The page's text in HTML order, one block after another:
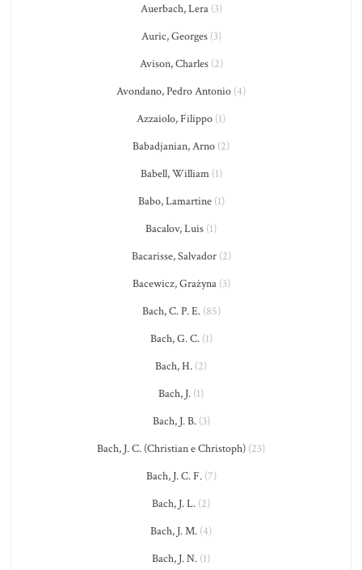
Auerbach, Lera(3)
Auric, Georges(3)
Avison, Charles(2)
Avondano, Pedro Antonio (4)
Azzaiolo, Filippo (1)
Babadjanian, Arno (2)
Babell, William(1)
Babo, Lamartine(1)
Bacalov, Luis (1)
Bacarisse, Salvador(2)
Bacewicz, Grażyna(3)
Bach, C. P. E.(85)
Bach, G. C.(1)
Bach, H. (2)
Bach, J. (1)
Bach, J. B.(3)
Bach, J. C. (Christian e Christoph) (23)
Bach, J. C. F.(7)
Bach, J. L. (2)
Bach, J. M. (4)
Bach, J. N. (1)